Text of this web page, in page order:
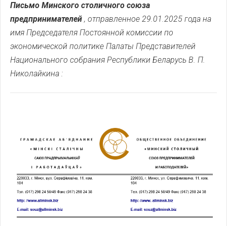
Письмо Минского столичного союза
предпринимателей , отправленное 29.01.2025 года на
имя Председателя Постоянной комиссии по
экономической политике Палаты Представителей
Национального собрания Республики Беларусь В. П.
Николайкина :